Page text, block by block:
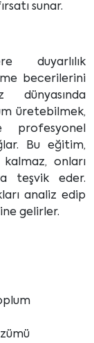
sunar.
duyarlılık
becerilerini
dünyasında
üretebilmek,
Bu eğitim,
onları
teşvik eder.
analiz edip
gelirler.